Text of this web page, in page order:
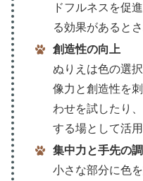
ドフルネスを促
る効果があると
創造性の向上
ぬりえは色の選
像力と創造性を
わせを試したり
する場として活用
集中力と手先の
小さな部分に色